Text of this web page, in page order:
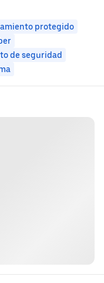
protegido
de seguridad